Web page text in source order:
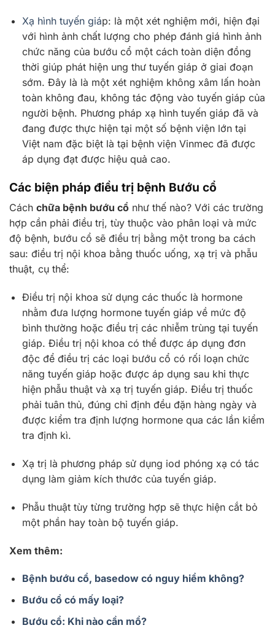
Xạ hình tuyến giáp: là một xét nghiệm mới, hiện đại
với hình ảnh chất lượng cho phép đánh giá hình ảnh
chức năng của bướu cổ một cách toàn diện đồng
thời giúp phát hiện ung thư tuyến giáp ở giai đoạn
sớm. Đây là là một xét nghiệm không xâm lấn hoàn
toàn không đau, không tác động vào tuyến giáp của
người bệnh. Phương pháp xạ hình tuyến giáp đã và
đang được thực hiện tại một số bệnh viện lớn tại
Việt nam đặc biệt là tại bệnh viện Vinmec đã được
áp dụng đạt được hiệu quả cao.
Các biện pháp điều trị bệnh Bướu cổ
Cách chữa bệnh bướu cổ như thế nào? Với các trường
hợp cần phải điều trị, tùy thuộc vào phân loại và mức
độ bệnh, bướu cổ sẽ điều trị bằng một trong ba cách
sau: điều trị nội khoa bằng thuốc uống, xạ trị và phẫu
thuật, cụ thể:
Điều trị nội khoa sử dụng các thuốc là hormone
nhằm đưa lượng hormone tuyến giáp về mức độ
bình thường hoặc điều trị các nhiễm trùng tại tuyến
giáp. Điều trị nội khoa có thể được áp dụng đơn
độc để điều trị các loại bướu cổ có rối loạn chức
năng tuyến giáp hoặc được áp dụng sau khi thực
hiện phẫu thuật và xạ trị tuyến giáp. Điều trị thuốc
phải tuân thủ, đúng chỉ định đều đặn hàng ngày và
được kiểm tra định lượng hormone qua các lần kiểm
tra định kì.
Xạ trị là phương pháp sử dụng iod phóng xạ có tác
dụng làm giảm kích thước của tuyến giáp.
Phẫu thuật tùy từng trường hợp sẽ thực hiện cắt bỏ
một phần hay toàn bộ tuyến giáp.
Xem thêm:
Bệnh bướu cổ, basedow có nguy hiểm không?
Bướu cổ có mấy loại?
Bướu cổ: Khi nào cần mổ?